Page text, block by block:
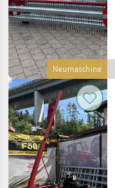
Neumaschine